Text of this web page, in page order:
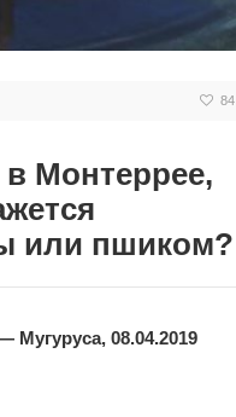
84
Монтеррее,
или пшиком?
Мугуруса, 08.04.2019